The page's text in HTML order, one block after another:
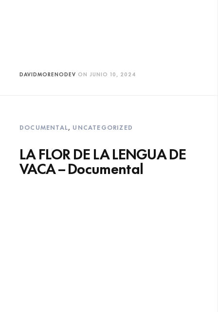
DAVIDMORENODEV ON JUNIO 10, 2024
DOCUMENTAL, UNCATEGORIZED
LA FLOR DE LA LENGUA DE
VACA – Documental